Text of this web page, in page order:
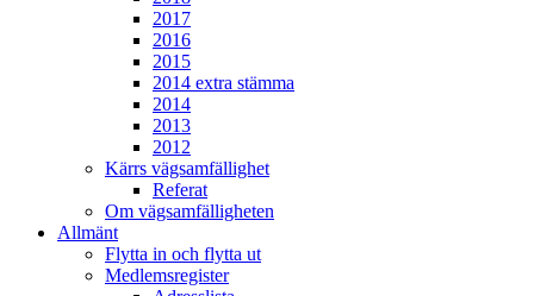
2017
2016
2015
2014 extra stämma
2014
2013
2012
Kärrs vägsamfällighet
Referat
Om vägsamfälligheten
Allmänt
Flytta in och flytta ut
Medlemsregister